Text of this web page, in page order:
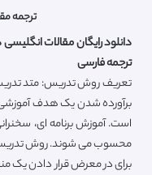
ترجمه
ترجمه فارسی
تعریف روش تدریس: متد
برآورده شدن یک هدف آموزشی
است. آموزش برنامه ای،
محسوب می شوند. روش تدریس
برای در معرض قرار دادن یک